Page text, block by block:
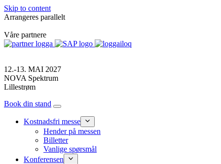
Skip to content
Arrangeres parallelt
Våre partnere
12.-13. MAI 2027
NOVA Spektrum
Lillestrøm
Book din stand
Kostnadsfri messe
Hender på messen
Billetter
Vanlige spørsmål
Konferensen